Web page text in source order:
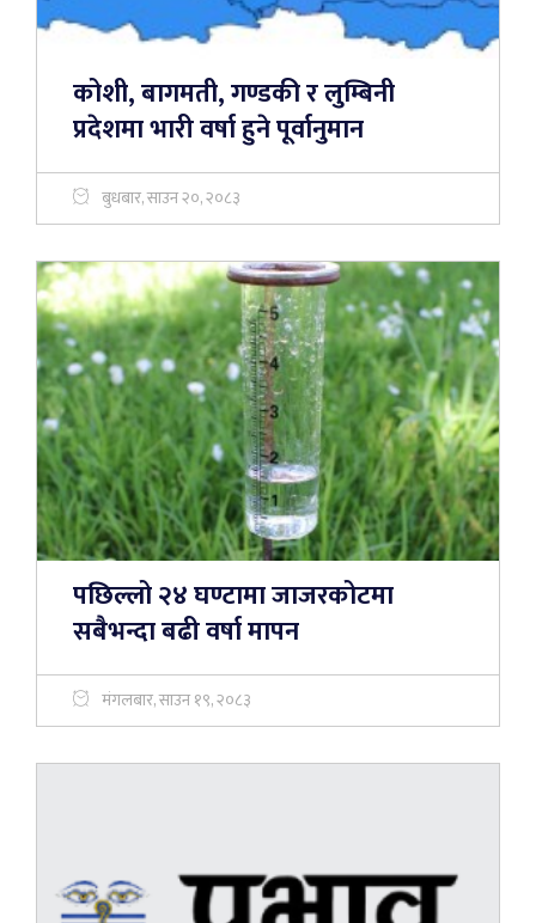
कोशी, बागमती, गण्डकी र लुम्बिनी
प्रदेशमा भारी वर्षा हुने पूर्वानुमान
बुधबार, साउन २०, २०८३
पछिल्लो २४ घण्टामा जाजरकोटमा
सबैभन्दा बढी वर्षा मापन
मंगलबार, साउन १९, २०८३